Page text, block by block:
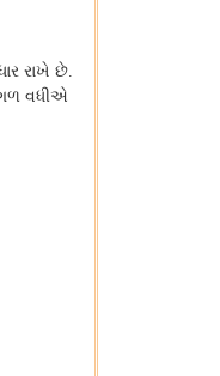
રાખે છે.
વધીએ